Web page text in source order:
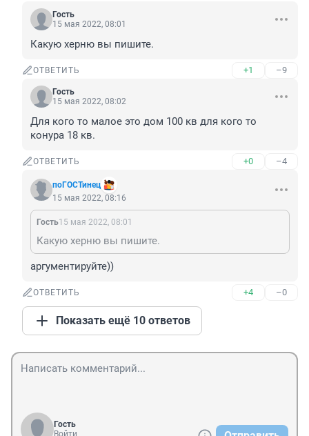
Гость
15 мая 2022, 08:01
Какую херню вы пишите.
ОТВЕТИТЬ +1 –9
Гость
15 мая 2022, 08:02
Для кого то малое это дом 100 кв для кого то
конура 18 кв.
ОТВЕТИТЬ +0 –4
поГОСТинец
15 мая 2022, 08:16
Гость15 мая 2022, 08:01
Какую херню вы пишите.
аргументируйте))
ОТВЕТИТЬ +4 –0
Показать ещё 10 ответов
Гость
Войти